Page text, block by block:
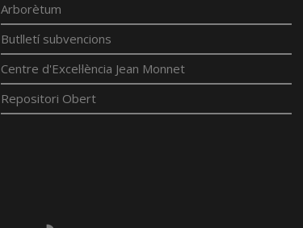
Arborètum
Butlletí subvencions
Centre d'Excel·lència Jean Monnet
Repositori Obert